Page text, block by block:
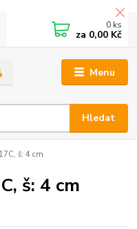
Menu
Hledat
0 ks
za 0,00 Kč
š: 4 cm
š: 4 cm